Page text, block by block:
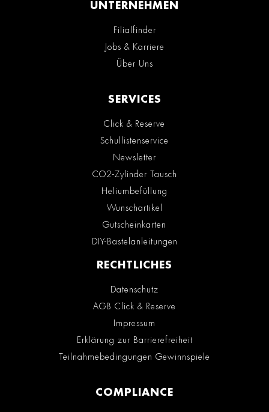
UNTERNEHMEN
Filialfinder
Jobs & Karriere
Über Uns
SERVICES
Click & Reserve
Schullistenservice
Newsletter
CO2-Zylinder Tausch
Heliumbefüllung
Wunschartikel
Gutscheinkarten
DIY-Bastelanleitungen
RECHTLICHES
Datenschutz
AGB Click & Reserve
Impressum
Erklärung zur Barrierefreiheit
Teilnahmebedingungen Gewinnspiele
COMPLIANCE